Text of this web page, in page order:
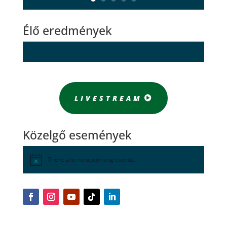
Élő eredmények
LIVESTREAM
Közelgő események
There are no upcoming events.